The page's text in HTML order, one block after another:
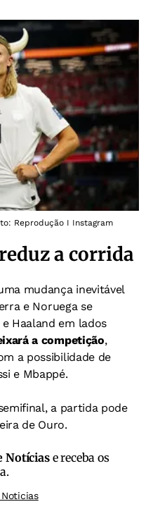
Reprodução I Instagram
a corrida
mudança inevitável
e Noruega se
Haaland em lados
a competição,
a possibilidade de
e Mbappé.
a partida pode
de Ouro.
Notíciase receba os
Noticias